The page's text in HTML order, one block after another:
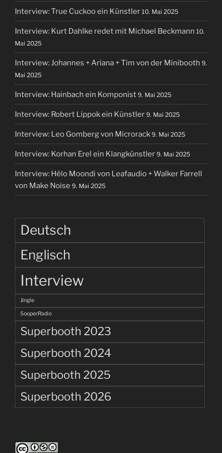
Interview: True Cuckoo ein Künstler 10. Mai 2025
Interview: Kurt Dahlke redet mit Michael Beckmann 10.
Mai 2025
Interview: Johannes + Ariana + Tim von der Minibooth 9.
Mai 2025
Interview: Hainbach ein Komponist 9. Mai 2025
Interview: Robert Lippok ein Künstler 9. Mai 2025
Interview: Leo Gomberg von Microrack 9. Mai 2025
Interview: Korhan Erel ein Klangkünstler 9. Mai 2025
Interview: Hélo Moondi von Leafaudio + Walker Farrell
von Make Noise 9. Mai 2025
Deutsch
Englisch
Interview
Jingle
SooperRadio
Superbooth 2023
Superbooth 2024
Superbooth 2025
Superbooth 2026